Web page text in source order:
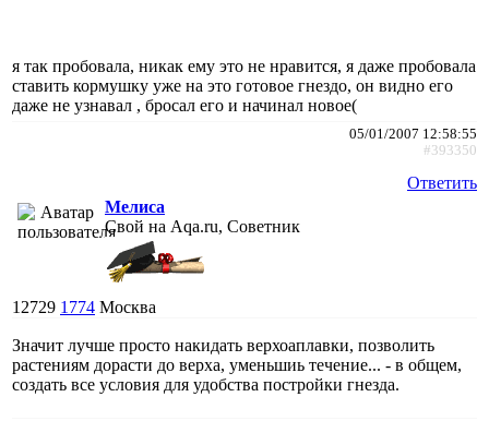
я так пробовала, никак ему это не нравится, я даже пробовала
ставить кормушку уже на это готовое гнездо, он видно его
даже не узнавал , бросал его и начинал новое(
05/01/2007 12:58:55
#393350
Ответить
Мелиса
Свой на Aqa.ru, Советник
12729 1774 Москва
Значит лучше просто накидать верхоаплавки, позволить
растениям дорасти до верха, уменьшиь течение... - в общем,
создать все условия для удобства постройки гнезда.